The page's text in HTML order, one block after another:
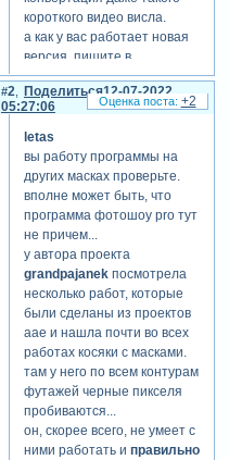
короткого видео висла.
а как у вас работает новая
версия. пишите в
комментариях.
ссылка на видео.
ссылка на скачивание
проекта-тест.
Поделиться
2
12-07-2022
05:27:06
letas
вы работу программы на
других масках проверьте.
вполне может быть, что
программа фотошоу pro тут
не причем...
у автора проекта
grandpajanekпосмотрела
несколько работ, которые
были сделаны из проектов
аае и нашла почти во всех
работах косяки с масками.
там у него по всем контурам
футажей черные пикселя
пробиваются...
он, скорее всего, не умеет с
ними работать и правильно
+2